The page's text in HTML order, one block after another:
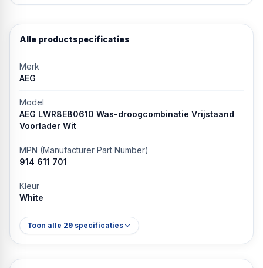
Alle productspecificaties
Merk
AEG
Model
AEG LWR8E80610 Was-droogcombinatie Vrijstaand
Voorlader Wit
MPN (Manufacturer Part Number)
914 611 701
Kleur
White
Toon alle 29 specificaties